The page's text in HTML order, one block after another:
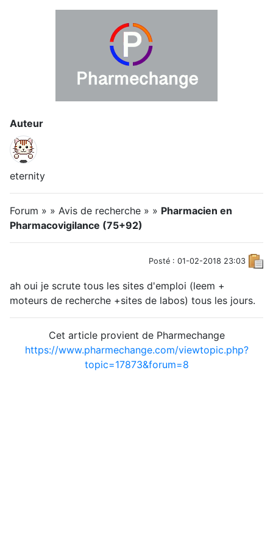
Auteur
eternity
Forum » » Avis de recherche » » Pharmacien en
Pharmacovigilance (75+92)
Posté : 01-02-2018 23:03
ah oui je scrute tous les sites d'emploi (leem +
moteurs de recherche +sites de labos) tous les jours.
Cet article provient de Pharmechange
https://www.pharmechange.com/viewtopic.php?
topic=17873&forum=8